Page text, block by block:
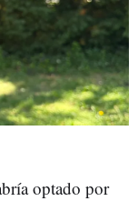
optado por